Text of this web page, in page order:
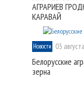
АГРАРИЕВ
КАРАВАЙ
Новости 03
Белорусские
зерна